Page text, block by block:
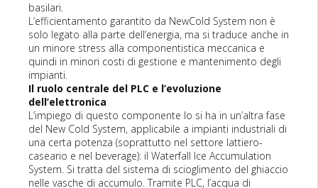
basilari.
L’efficientamento garantito da NewCold System non è
solo legato alla parte dell’energia, ma si traduce anche in
un minore stress alla componentistica meccanica e
quindi in minori costi di gestione e mantenimento degli
impianti.
Il ruolo centrale del PLC e l’evoluzione
dell’elettronica
L’impiego di questo componente lo si ha in un’altra fase
del New Cold System, applicabile a impianti industriali di
una certa potenza (soprattutto nel settore lattiero-
caseario e nel beverage): il Waterfall Ice Accumulation
System. Si tratta del sistema di scioglimento del ghiaccio
nelle vasche di accumulo. Tramite PLC, l’acqua di